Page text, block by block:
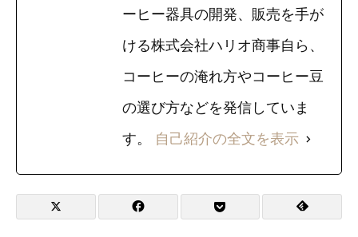
ーヒー器具の開発、販売を手が
ける株式会社ハリオ商事自ら、
コーヒーの淹れ方やコーヒー豆
の選び方などを発信していま
す。 自己紹介の全文を表示